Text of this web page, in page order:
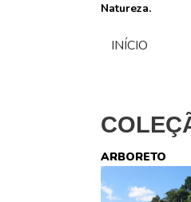
Natureza.
INÍCIO
ARBORETO